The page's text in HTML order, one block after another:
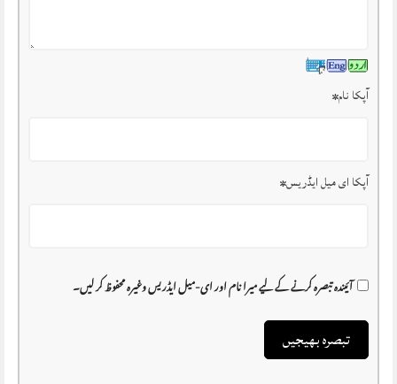
آپکا نام*
آپکا ای میل ایڈریس*
آئیندہ تبصرہ کرنے کے لیے میرا نام اور ای-میل ایڈریس وغیرہ محفوظ کر لیں۔